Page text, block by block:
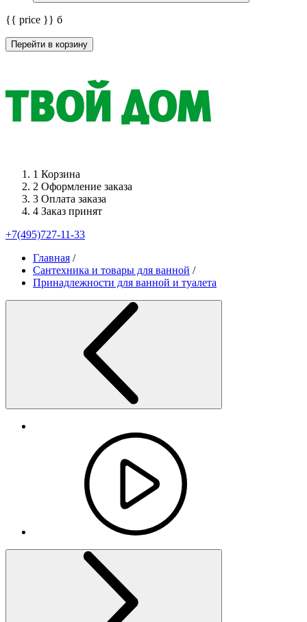
{{ price }} б
Перейти в корзину
1 Корзина
2 Оформление заказа
3 Оплата заказа
4 Заказ принят
+7(495)727-11-33
Главная /
Сантехника и товары для ванной /
Принадлежности для ванной и туалета